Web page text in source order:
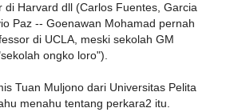
di Harvard dll (Carlos Fuentes, Garcia
Paz -- Goenawan Mohamad pernah
di UCLA, meski sekolah GM
ongko loro").
Tuan Muljono dari Universitas Pelita
menahu tentang perkara2 itu.